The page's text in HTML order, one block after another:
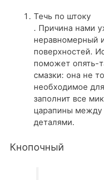
Течь по штоку
. Причина нами
неравномерный
поверхностей.
поможет опять-
смазки: она не
необходимое
заполнит все
царапины между
деталями.
Кнопочный